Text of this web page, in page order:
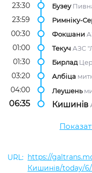
23:30 Бузеу
23:59 Римніку-
00:30 Фокшани
01:00 Текуч АЗС
01:30 Бирлад
03:20 Албіца
04:00 Леушень
06:35 Кишинів
https://
Кишинів/today/6/